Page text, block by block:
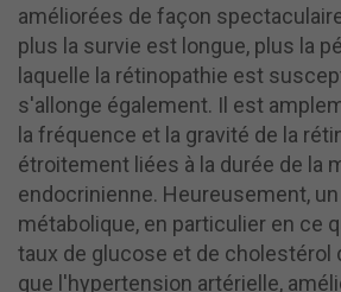
améliorées de façon
plus la survie est longue, plus la
laquelle la rétinopathie est
s'allonge également. Il est
la fréquence et la gravité de la
étroitement liées à la durée de la
endocrinienne. Heureusement,
métabolique, en particulier en ce
taux de glucose et de cholestérol
que l'hypertension artérielle,